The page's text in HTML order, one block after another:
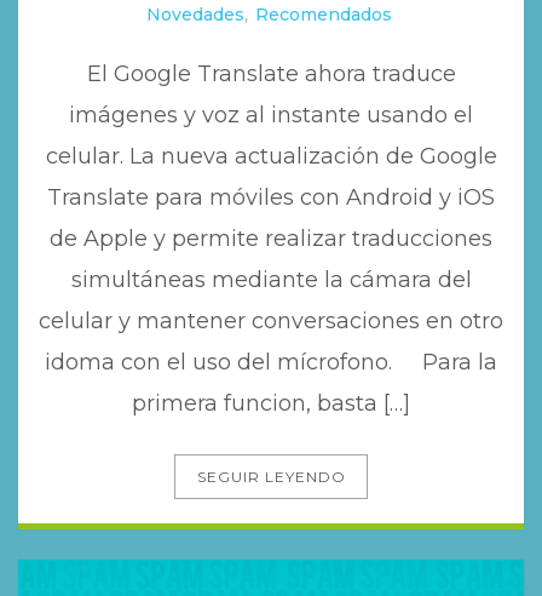
Novedades, Recomendados
El Google Translate ahora traduce
imágenes y voz al instante usando el
celular. La nueva actualización de Google
Translate para móviles con Android y iOS
de Apple y permite realizar traducciones
simultáneas mediante la cámara del
celular y mantener conversaciones en otro
idoma con el uso del mícrofono. Para la
primera funcion, basta […]
SEGUIR LEYENDO